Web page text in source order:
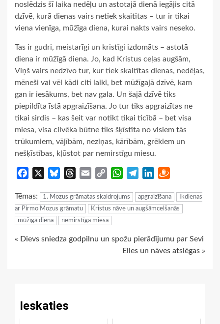
noslēdzis šī laika nedēļu un astotajā dienā iegājis citā
dzīvē, kurā dienas vairs netiek skaitītas – tur ir tikai
viena vienīga, mūžīga diena, kurai nakts vairs neseko.
Tas ir gudri, meistarīgi un kristīgi izdomāts – astotā
diena ir mūžīgā diena. Jo, kad Kristus ceļas augšām,
Viņš vairs nedzīvo tur, kur tiek skaitītas dienas, nedēļas,
mēneši vai vēl kādi citi laiki, bet mūžīgajā dzīvē, kam
gan ir iesākums, bet nav gala. Un šajā dzīvē tiks
piepildīta īstā apgraizīšana. Jo tur tiks apgraizītas ne
tikai sirdis – kas šeit var notikt tikai ticībā – bet visa
miesa, visa cilvēka būtne tiks šķīstīta no visiem tās
trūkumiem, vājībām, neziņas, kārībām, grēkiem un
nešķīstības, kļūstot par nemirstīgu miesu.
Facebook BlueskyThreads
Email
Copy
WhatsApp
TelegramLinkedIn
Tēmas: 1. Mozus grāmatas skaidrojums apgraizīšana
Ikdienas
ar Pirmo Mozus grāmatu
Kristus nāve un augšāmcelšanās
mūžīgā diena
nemirstīga miesa
Continue
« Dievs sniedza godpilnu un spožu pierādījumu par Sevi
Elles un nāves atslēgas »
Ieskaties